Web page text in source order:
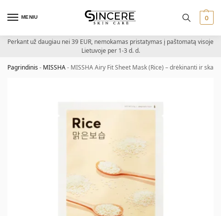
MENIU 0
Perkant už daugiau nei 39 EUR, nemokamas pristatymas į paštomatą visoje
Lietuvoje per 1-3 d. d.
Pagrindinis- MISSHA- MISSHA Airy Fit Sheet Mask (Rice) – drėkinanti ir